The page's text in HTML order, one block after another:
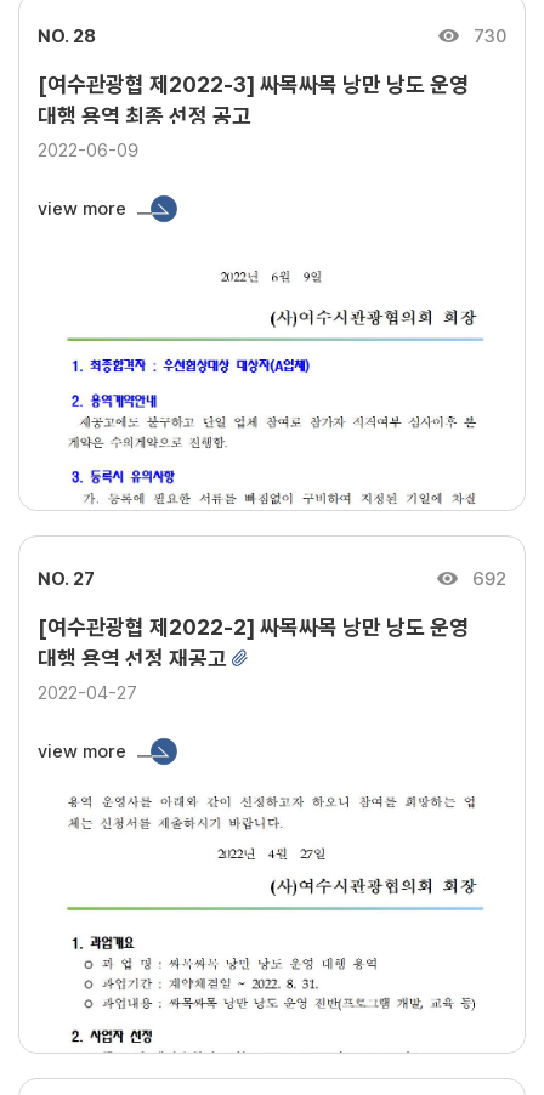
NO. 28 730
[여수관광협 제2022-3] 싸목싸목 낭만 낭도 운영
대행 용역 최종 선정 공고
2022-06-09
view more
NO. 27 692
[여수관광협 제2022-2] 싸목싸목 낭만 낭도 운영
대행 용역 선정 재공고
2022-04-27
view more